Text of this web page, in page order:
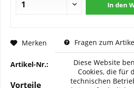
In den
Merken Fragen zum
Artikel-Nr.: BMC-FM-834-04
Vorteile
Diese Website
Cookies, die für
technischen